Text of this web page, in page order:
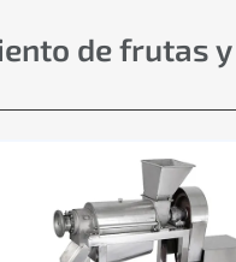
de frutas y